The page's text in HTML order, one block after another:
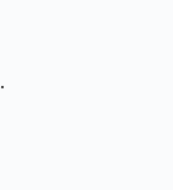
.